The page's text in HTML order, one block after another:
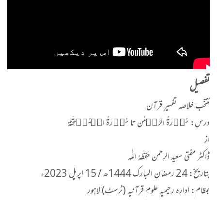
تفصیل
مُنتخَب خلاصہ تفسیرِ قرآن
درس: سُوۡرَۃُ الرَّحۡمٰن تا سُوۡرَۃُ الۡمُمۡتَحِنَۃ
از
ڈاکٹر مفتی سعید الرحمٰن حَفِظَهُ اللّٰه
بتاریخ: 24 رمضان المبارک 1444ھ / 15 اپریل 2023ء
بمقام: ادارہ رحیمیہ علومِ قرآنیہ (ٹرسٹ) لاہور